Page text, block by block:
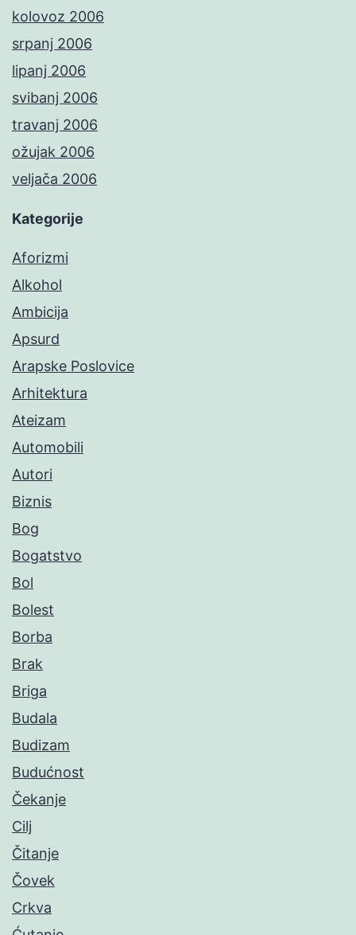
kolovoz 2006
srpanj 2006
lipanj 2006
svibanj 2006
travanj 2006
ožujak 2006
veljača 2006
Kategorije
Aforizmi
Alkohol
Ambicija
Apsurd
Arapske Poslovice
Arhitektura
Ateizam
Automobili
Autori
Biznis
Bog
Bogatstvo
Bol
Bolest
Borba
Brak
Briga
Budala
Budizam
Budućnost
Čekanje
Cilj
Čitanje
Čovek
Crkva